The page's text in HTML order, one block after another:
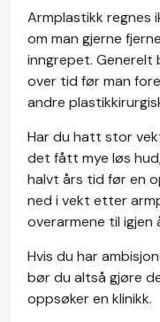
Armplastikk regnes
om man gjerne
inngrepet. Generelt
over tid før man
andre
Har du hatt stor
det fått mye løs
halvt års tid før en
ned i vekt etter
overarmene til igjen
Hvis du har
bør du altså gjøre
oppsøker en klinikk.